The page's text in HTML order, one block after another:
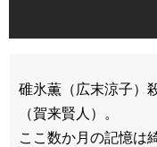
碓氷薫（広末涼子）
（賀来賢人）。
ここ数か月の記憶は